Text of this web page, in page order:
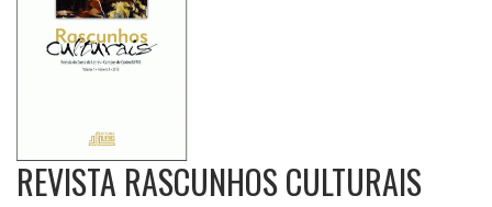
REVISTA RASCUNHOS CULTURAIS